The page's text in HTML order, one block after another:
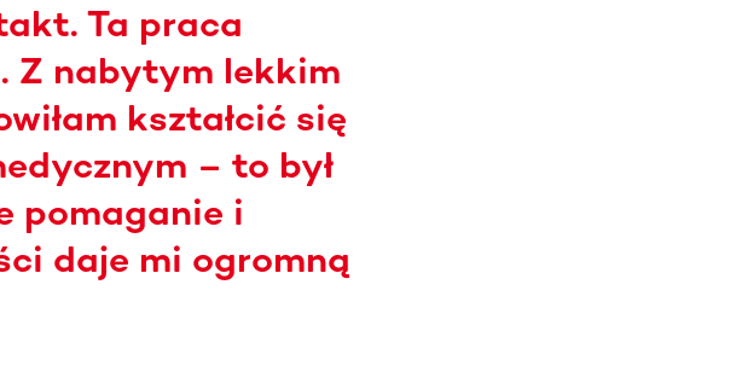
Ta praca
Z nabytym lekkim
kształcić się
– to był
pomaganie i
daje mi ogromną